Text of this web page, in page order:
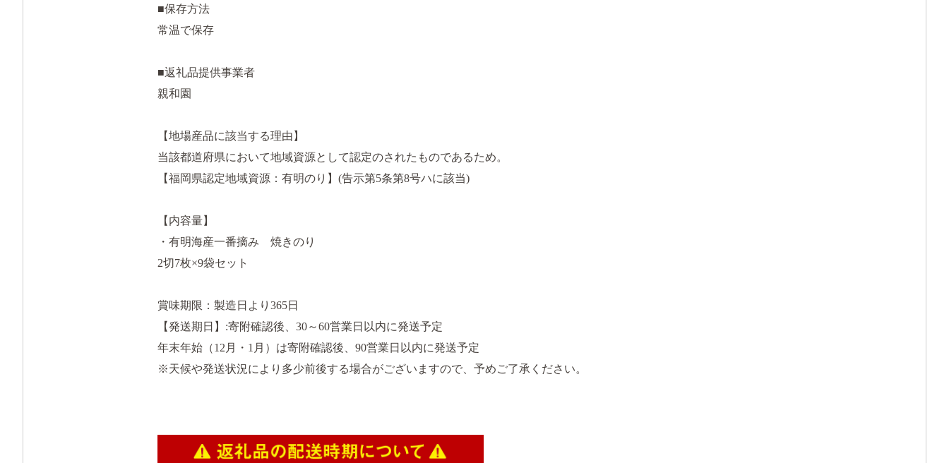
■保存方法
常温で保存
■返礼品提供事業者
親和園
【地場産品に該当する理由】
当該都道府県において地域資源として認定のされたものであるため。
【福岡県認定地域資源：有明のり】(告示第5条第8号ハに該当)
【内容量】
・有明海産一番摘み 焼きのり
2切7枚×9袋セット
賞味期限：製造日より365日
【発送期日】:寄附確認後、30～60営業日以内に発送予定
年末年始（12月・1月）は寄附確認後、90営業日以内に発送予定
※天候や発送状況により多少前後する場合がございますので、予めご了承ください。